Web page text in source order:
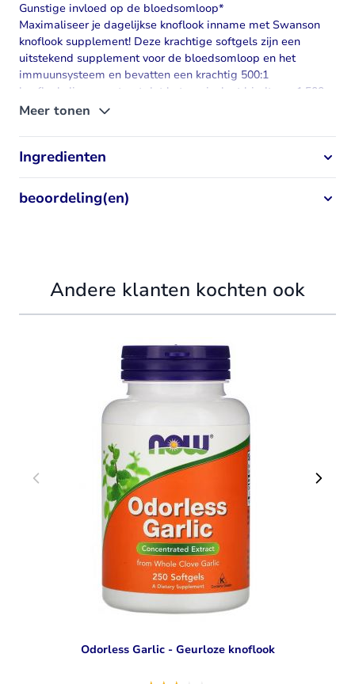
Gunstige invloed op de bloedsomloop*
Maximaliseer je dagelijkse knoflook inname met Swanson
knoflook supplement! Deze krachtige softgels zijn een
uitstekend supplement voor de bloedsomloop en het
immuunsysteem en bevatten een krachtig 500:1
knoflookolieconcentraat dat het equivalent biedt van 1.500
mg verse knoflookbol.
Meer tonen
Ingredienten
beoordeling(en)
Andere klanten kochten ook
Navigating through the elements of the carousel is possible
Press to skip carousel
Press to go to carousel navigation
Odorless Garlic - Geurloze knoflook